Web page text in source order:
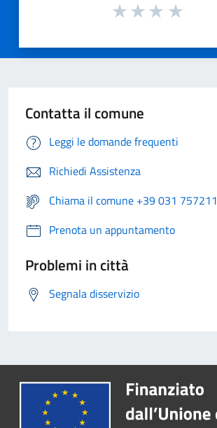
Contatta il comune
Leggi le domande frequenti
Richiedi Assistenza
Chiama il comune +39 031 757211
Prenota un appuntamento
Problemi in città
Segnala disservizio